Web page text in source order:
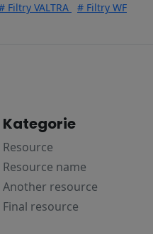
Filtry VALTRA
# Filtry WF
Kategorie
Resource
Resource name
Another resource
Final resource